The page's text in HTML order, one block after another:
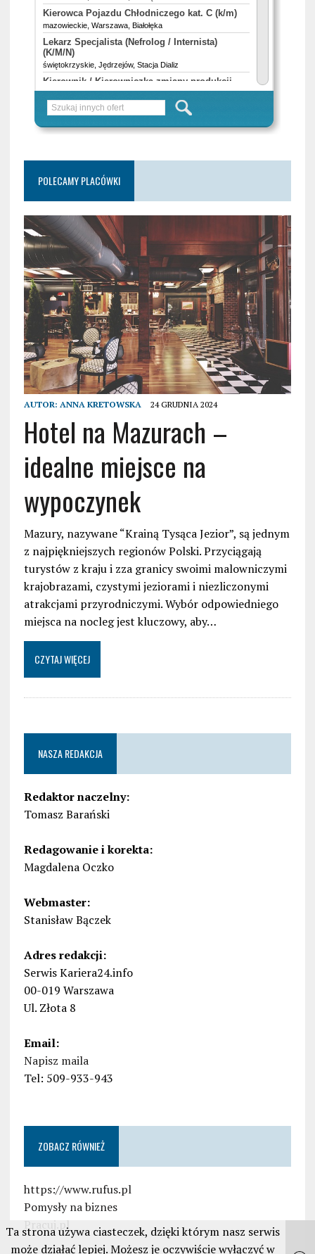
POLECAMY PLACÓWKI
AUTOR: ANNA KRETOWSKA 24 GRUDNIA 2024
Hotel na Mazurach –
idealne miejsce na
wypoczynek
Mazury, nazywane “Krainą Tysąca Jezior”, są jednym
z najpiękniejszych regionów Polski. Przyciągają
turystów z kraju i zza granicy swoimi malowniczymi
krajobrazami, czystymi jeziorami i niezliczonymi
atrakcjami przyrodniczymi. Wybór odpowiedniego
miejsca na nocleg jest kluczowy, aby…
CZYTAJ WIĘCEJ
NASZA REDAKCJA
Redaktor naczelny:
Tomasz Barański
Redagowanie i korekta:
Magdalena Oczko
Webmaster:
Stanisław Bączek
Adres redakcji:
Serwis Kariera24.info
00-019 Warszawa
Ul. Złota 8
Email:
Napisz maila
Tel: 509-933-943
ZOBACZ RÓWNIEŻ
https://www.rufus.pl
Pomysły na biznes
Pracuj.pl
Ta strona używa ciasteczek, dzięki którym nasz serwis
może działać lepiej. Możesz je oczywiście wyłączyć w